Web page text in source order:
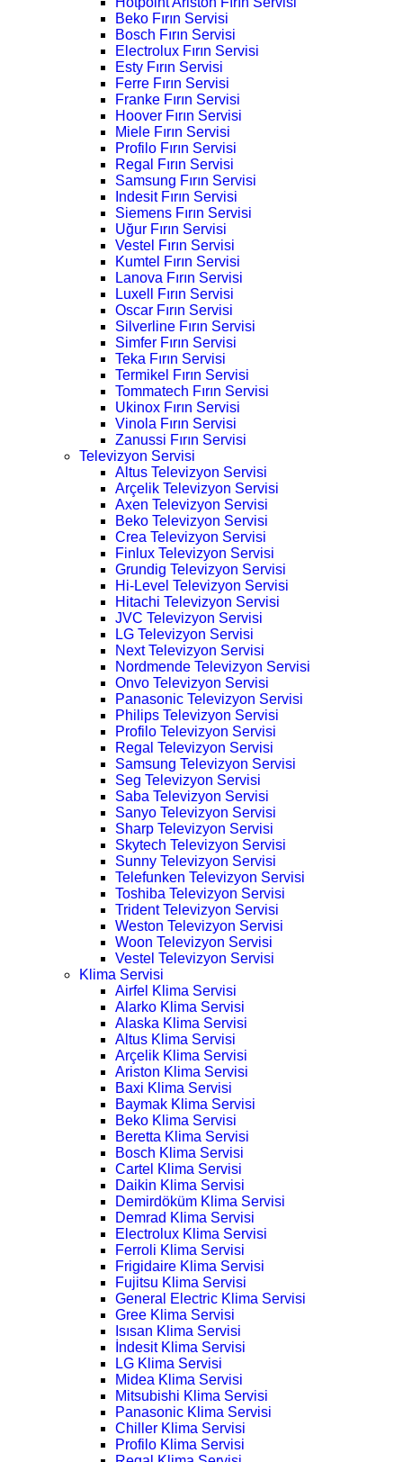
Beko Fırın Servisi
Bosch Fırın Servisi
Electrolux Fırın Servisi
Esty Fırın Servisi
Ferre Fırın Servisi
Franke Fırın Servisi
Hoover Fırın Servisi
Miele Fırın Servisi
Profilo Fırın Servisi
Regal Fırın Servisi
Samsung Fırın Servisi
Indesit Fırın Servisi
Siemens Fırın Servisi
Uğur Fırın Servisi
Vestel Fırın Servisi
Kumtel Fırın Servisi
Lanova Fırın Servisi
Luxell Fırın Servisi
Oscar Fırın Servisi
Silverline Fırın Servisi
Simfer Fırın Servisi
Teka Fırın Servisi
Termikel Fırın Servisi
Tommatech Fırın Servisi
Ukinox Fırın Servisi
Vinola Fırın Servisi
Zanussi Fırın Servisi
Televizyon Servisi
Altus Televizyon Servisi
Arçelik Televizyon Servisi
Axen Televizyon Servisi
Beko Televizyon Servisi
Crea Televizyon Servisi
Finlux Televizyon Servisi
Grundig Televizyon Servisi
Hi-Level Televizyon Servisi
Hitachi Televizyon Servisi
JVC Televizyon Servisi
LG Televizyon Servisi
Next Televizyon Servisi
Nordmende Televizyon Servisi
Onvo Televizyon Servisi
Panasonic Televizyon Servisi
Philips Televizyon Servisi
Profilo Televizyon Servisi
Regal Televizyon Servisi
Samsung Televizyon Servisi
Seg Televizyon Servisi
Saba Televizyon Servisi
Sanyo Televizyon Servisi
Sharp Televizyon Servisi
Skytech Televizyon Servisi
Sunny Televizyon Servisi
Telefunken Televizyon Servisi
Toshiba Televizyon Servisi
Trident Televizyon Servisi
Weston Televizyon Servisi
Woon Televizyon Servisi
Vestel Televizyon Servisi
Klima Servisi
Airfel Klima Servisi
Alarko Klima Servisi
Alaska Klima Servisi
Altus Klima Servisi
Arçelik Klima Servisi
Ariston Klima Servisi
Baxi Klima Servisi
Baymak Klima Servisi
Beko Klima Servisi
Beretta Klima Servisi
Bosch Klima Servisi
Cartel Klima Servisi
Daikin Klima Servisi
Demirdöküm Klima Servisi
Demrad Klima Servisi
Electrolux Klima Servisi
Ferroli Klima Servisi
Frigidaire Klima Servisi
Fujitsu Klima Servisi
General Electric Klima Servisi
Gree Klima Servisi
Isısan Klima Servisi
İndesit Klima Servisi
LG Klima Servisi
Midea Klima Servisi
Mitsubishi Klima Servisi
Panasonic Klima Servisi
Chiller Klima Servisi
Profilo Klima Servisi